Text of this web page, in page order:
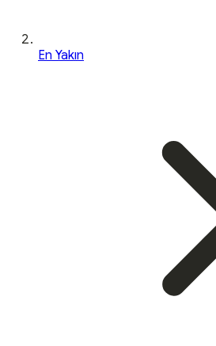
En Yakın